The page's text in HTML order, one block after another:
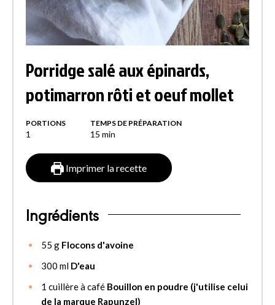
Porridge salé aux épinards,
potimarron rôti et oeuf mollet
PORTIONS
1
TEMPS DE PRÉPARATION
15 min
Imprimer la recette
Ingrédients
55 g Flocons d'avoine
300 ml D'eau
1 cuillère à café Bouillon en poudre (j'utilise celui
de la marque Rapunzel)